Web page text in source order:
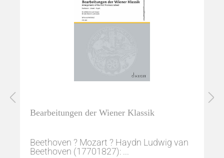
Bearbeitungen der Wiener Klassik
Beethoven ? Mozart ? Haydn Ludwig van
Beethoven (17701827): ...